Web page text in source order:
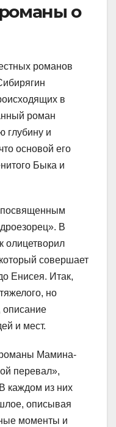
о
романов
в
роман
глубину и
основой его
Быка и
В
олицетворил
совершает
Енисея. Итак,
но
описание
и мест.
романы Мамина-
перевал»,
каждом из них
описывая
моменты и